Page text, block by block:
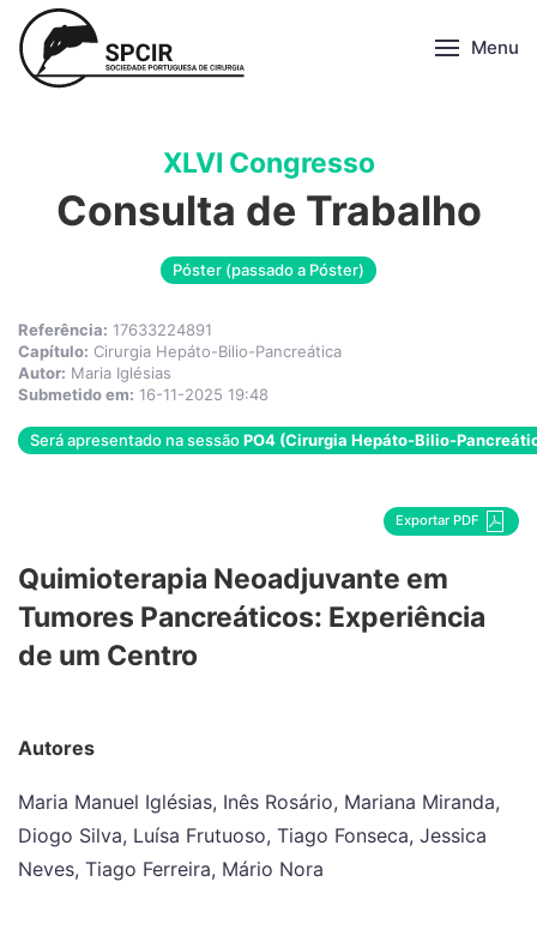
Menu
XLVI Congresso
Consulta de Trabalho
Póster (passado a Póster)
Referência: 17633224891
Capítulo: Cirurgia Hepáto-Bilio-Pancreática
Autor: Maria Iglésias
Submetido em: 16-11-2025 19:48
Será apresentado na sessãoPO4 (Cirurgia Hepáto-Bilio-
Exportar PDF
Quimioterapia Neoadjuvante em
Tumores Pancreáticos: Experiência
de um Centro
Autores
Maria Manuel Iglésias, Inês Rosário, Mariana Miranda,
Diogo Silva, Luísa Frutuoso, Tiago Fonseca, Jessica
Neves, Tiago Ferreira, Mário Nora